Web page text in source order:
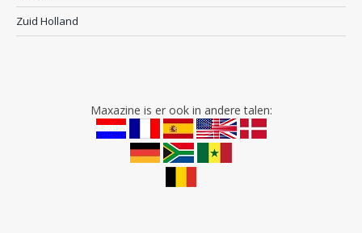
Zuid Holland
Maxazine is er ook in andere talen: